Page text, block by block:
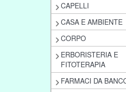
CAPELLI
CASA E AMBIENTE
CORPO
ERBORISTERIA E
FITOTERAPIA
FARMACI DA